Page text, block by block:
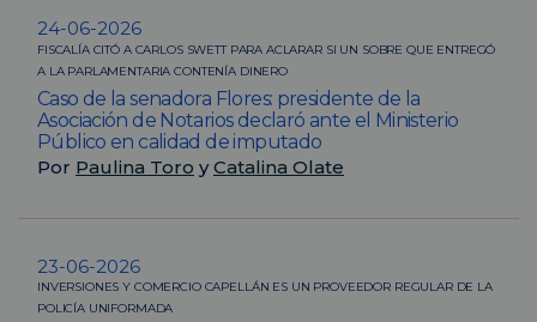
24-06-2026
FISCALÍA CITÓ A CARLOS SWETT PARA ACLARAR SI UN SOBRE QUE ENTREGÓ
A LA PARLAMENTARIA CONTENÍA DINERO
Caso de la senadora Flores: presidente de la
Asociación de Notarios declaró ante el Ministerio
Público en calidad de imputado
Por Paulina Toro yCatalina Olate
23-06-2026
INVERSIONES Y COMERCIO CAPELLÁN ES UN PROVEEDOR REGULAR DE LA
POLICÍA UNIFORMADA